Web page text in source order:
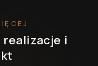
realizacje i